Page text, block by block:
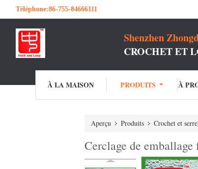
Téléphone:86-755-84666111
Shenzhen
CROCHET ET
À LA MAISON PRODUITS À
Aperçu Produits Crochet et
Cerclage de